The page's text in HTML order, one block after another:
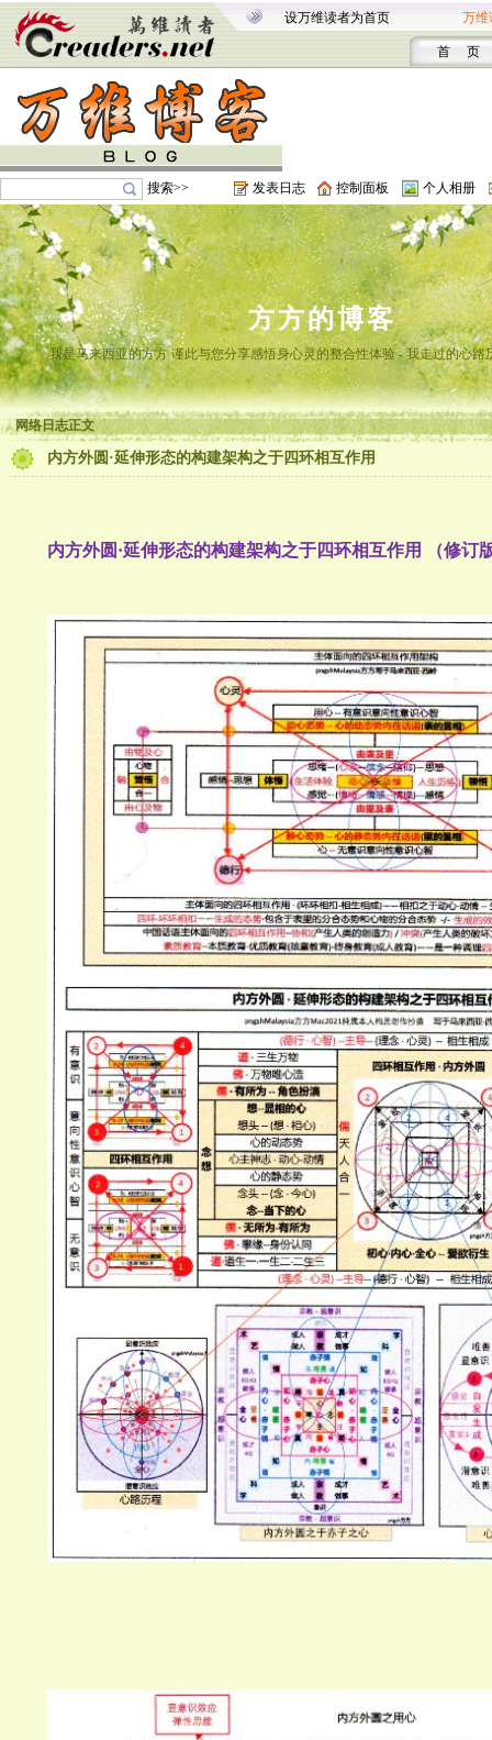
设万维读者为首页 万维
首 页
搜索>> 发表日志 控制面板 个人相册
方方的博客
我是马来西亚的方方 谨此与您分享感悟身心灵的整合性体验 - 我走过的心路
网络日志正文
内方外圆·延伸形态的构建架构之于四环相互作用
内方外圆·延伸形态的构建架构之于四环相互作用 （修订